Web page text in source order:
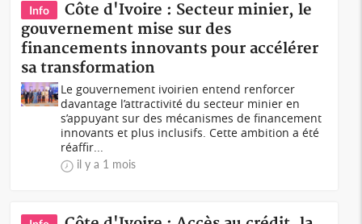
Info
Côte d'Ivoire : Secteur minier, le
gouvernement mise sur des
financements innovants pour accélérer
sa transformation
Le gouvernement ivoirien entend renforcer
davantage l’attractivité du secteur minier en
s’appuyant sur des mécanismes de financement
innovants et plus inclusifs. Cette ambition a été
réaffir...
il y a 1 mois